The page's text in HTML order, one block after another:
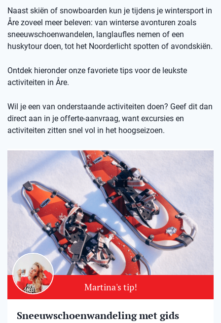
Naast skiën of snowboarden kun je tijdens je wintersport in
Åre zoveel meer beleven: van winterse avonturen zoals
sneeuwschoenwandelen, langlaufles nemen of een
huskytour doen, tot het Noorderlicht spotten of avondskiën.
Ontdek hieronder onze favoriete tips voor de leukste
activiteiten in Åre.
Wil je een van onderstaande activiteiten doen? Geef dit dan
direct aan in je offerte-aanvraag, want excursies en
activiteiten zitten snel vol in het hoogseizoen.
Martina's tip!
Sneeuwschoenwandeling met gids